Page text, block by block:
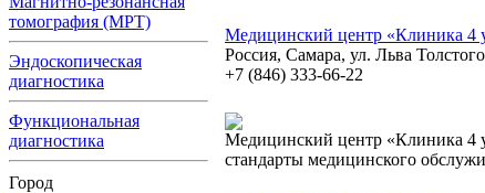
томография (МРТ)
Эндоскопическая
диагностика
Функциональная
диагностика
Город
Медицинский центр «Клиника 4
Россия, Самара, ул. Льва
+7 (846) 333-66-22
Медицинский центр «Клиника 4
стандарты медицинского